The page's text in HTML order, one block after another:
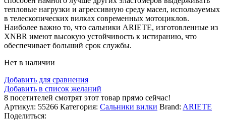
тепловые нагрузки и агрессивную среду масел, используемых
в телескопических вилках современных мотоциклов.
Наиболее важно то, что сальники ARIETE, изготовленные из
XNBR имеют высокую устойчивость к истиранию, что
обеспечивает больший срок службы.
Нет в наличии
Добавить для сравнения
Добавить в список желаний
8 посетителей смотрят этот товар прямо сейчас!
Артикул: 55266 Категория: Сальники вилки Brand: ARIETE
Поделиться: